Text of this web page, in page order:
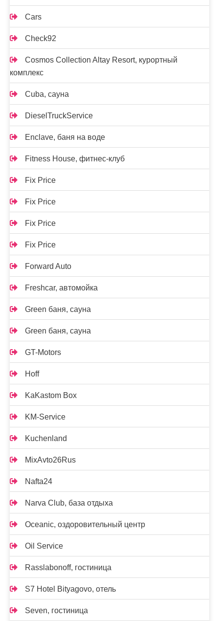
Cars
Check92
Cosmos Collection Altay Resort, курортный
комплекс
Cuba, сауна
DieselTruckService
Enclave, баня на воде
Fitness House, фитнес-клуб
Fix Price
Fix Price
Fix Price
Fix Price
Forward Auto
Freshcar, автомойка
Green баня, сауна
Green баня, сауна
GT-Motors
Hoff
KaKastom Box
KM-Service
Kuchenland
MixAvto26Rus
Nafta24
Narva Club, база отдыха
Oceanic, оздоровительный центр
Oil Service
Rasslabonoff, гостиница
S7 Hotel Bityagovo, отель
Seven, гостиница